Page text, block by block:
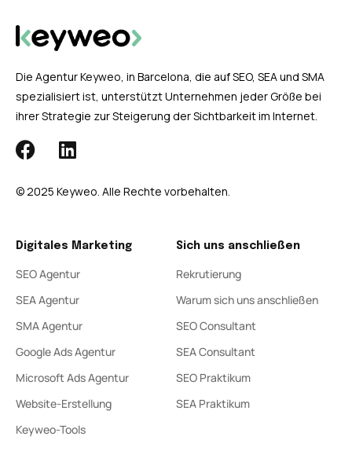
Die Agentur Keyweo, in Barcelona, die auf SEO, SEA und SMA
spezialisiert ist, unterstützt Unternehmen jeder Größe bei
ihrer Strategie zur Steigerung der Sichtbarkeit im Internet.
© 2025 Keyweo. Alle Rechte vorbehalten.
Digitales Marketing
SEO Agentur
SEA Agentur
SMA Agentur
Google Ads Agentur
Microsoft Ads Agentur
Website-Erstellung
Keyweo-Tools
Sich uns anschließen
Rekrutierung
Warum sich uns anschließen
SEO Consultant
SEA Consultant
SEO Praktikum
SEA Praktikum